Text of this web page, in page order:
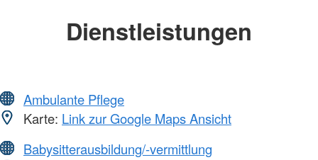
Dienstleistungen
Ambulante Pflege
Karte: Link zur Google Maps Ansicht
Babysitterausbildung/-vermittlung